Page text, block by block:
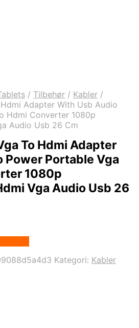
/ Tilbehør / Kabler /
Adapter With Usb Audio
Hdmi Converter 1080p
Audio Usb 26 Cm
To Hdmi Adapter
Power Portable Vga
1080p
Vga Audio Usb 26
Kategori: Kabler